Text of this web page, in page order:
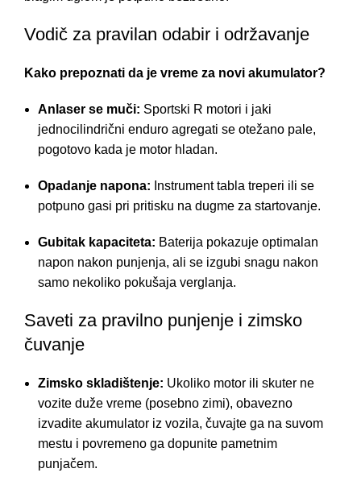
Vodič za pravilan odabir i održavanje
Kako prepoznati da je vreme za novi akumulator?
Anlaser se muči: Sportski R motori i jaki
jednocilindrični enduro agregati se otežano pale,
pogotovo kada je motor hladan.
Opadanje napona: Instrument tabla treperi ili se
potpuno gasi pri pritisku na dugme za startovanje.
Gubitak kapaciteta: Baterija pokazuje optimalan
napon nakon punjenja, ali se izgubi snagu nakon
samo nekoliko pokušaja verglanja.
Saveti za pravilno punjenje i zimsko
čuvanje
Zimsko skladištenje: Ukoliko motor ili skuter ne
vozite duže vreme (posebno zimi), obavezno
izvadite akumulator iz vozila, čuvajte ga na suvom
mestu i povremeno ga dopunite pametnim
punjačem.